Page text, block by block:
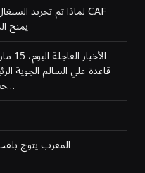
يمنح
قاعدة علي السالم الجوية
حسبما ذكرت التقارير أن القوات الأمريكية…
المغرب يتوج